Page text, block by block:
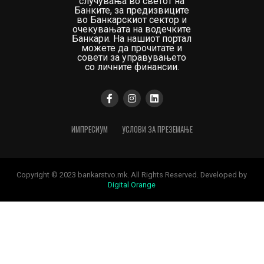
Банките, за предизвиците
во Банкарскиот сектор и
очекувањата на водечките
Банкари. На нашиот портал
можете да прочитате и
совети за управувањето
со личните финансии.
ИМПРЕСИУМ УСЛОВИ ЗА ПРЕЗЕМАЊЕ
Copyright © 2023 bankarstvo.mk. All Rights Reserved. Developed by
Digital Orange